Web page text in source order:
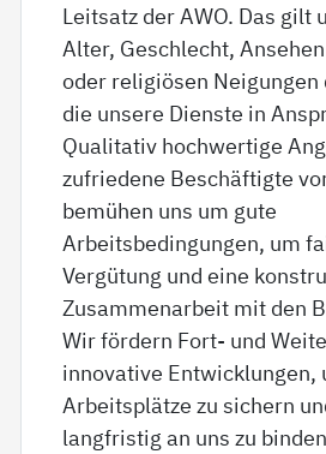
Leitsatz der AWO. Das gilt
Alter, Geschlecht,
oder religiösen Neigungen
die unsere Dienste in
Qualitativ hochwertige
zufriedene Beschäftigte
bemühen uns um gute
Arbeitsbedingungen, um
Vergütung und eine
Zusammenarbeit mit den
Wir fördern Fort- und
innovative Entwicklungen,
Arbeitsplätze zu sichern
langfristig an uns zu